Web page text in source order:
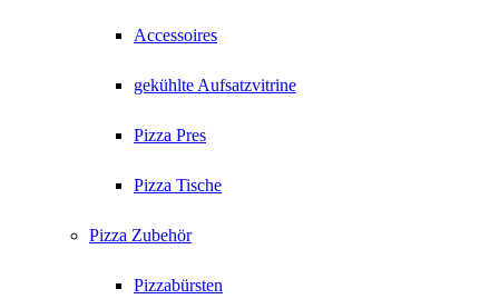
Accessoires
gekühlte Aufsatzvitrine
Pizza Pres
Pizza Tische
Pizza Zubehör
Pizzabürsten